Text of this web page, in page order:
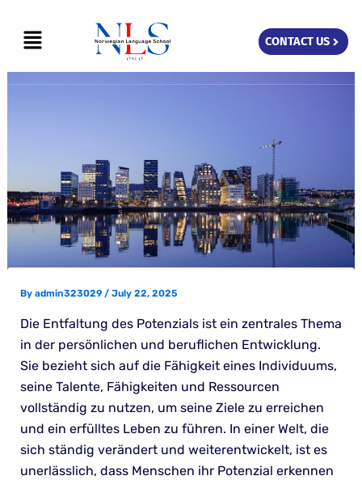
content
Menu CONTACT US
By admin323029 / July 22, 2025
Die Entfaltung des Potenzials ist ein zentrales Thema
in der persönlichen und beruflichen Entwicklung.
Sie bezieht sich auf die Fähigkeit eines Individuums,
seine Talente, Fähigkeiten und Ressourcen
vollständig zu nutzen, um seine Ziele zu erreichen
und ein erfülltes Leben zu führen. In einer Welt, die
sich ständig verändert und weiterentwickelt, ist es
unerlässlich, dass Menschen ihr Potenzial erkennen